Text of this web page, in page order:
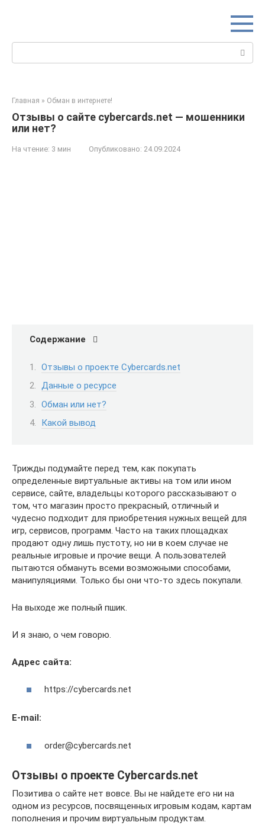
Поиск:
Главная » Обман в интернете!
Отзывы о сайте cybercards.net — мошенники
или нет?
На чтение: 3 мин Опубликовано: 24.09.2024
Содержание
Отзывы о проекте Cybercards.net
Данные о ресурсе
Обман или нет?
Какой вывод
Трижды подумайте перед тем, как покупать
определенные виртуальные активы на том или ином
сервисе, сайте, владельцы которого рассказывают о
том, что магазин просто прекрасный, отличный и
чудесно подходит для приобретения нужных вещей для
игр, сервисов, программ. Часто на таких площадках
продают одну лишь пустоту, но ни в коем случае не
реальные игровые и прочие вещи. А пользователей
пытаются обмануть всеми возможными способами,
манипуляциями. Только бы они что-то здесь покупали.
На выходе же полный пшик.
И я знаю, о чем говорю.
Адрес сайта:
https://cybercards.net
E-mail:
order@cybercards.net
Отзывы о проекте Cybercards.net
Позитива о сайте нет вовсе. Вы не найдете его ни на
одном из ресурсов, посвященных игровым кодам, картам
пополнения и прочим виртуальным продуктам.